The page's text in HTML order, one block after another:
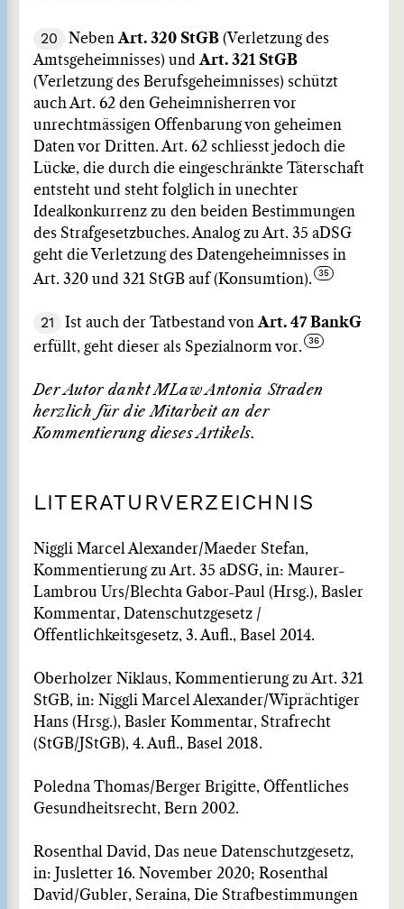
20 Neben Art. 320 StGB (Verletzung des
Amtsgeheimnisses) und Art. 321 StGB
(Verletzung des Berufsgeheimnisses) schützt
auch Art. 62 den Geheimnisherren vor
unrechtmässigen Offenbarung von geheimen
Daten vor Dritten. Art. 62 schliesst jedoch die
Lücke, die durch die eingeschränkte Täterschaft
entsteht und steht folglich in unechter
Idealkonkurrenz zu den beiden Bestimmungen
des Strafgesetzbuches. Analog zu Art. 35 aDSG
geht die Verletzung des Datengeheimnisses in
Art. 320 und 321 StGB auf (Konsumtion).
21 Ist auch der Tatbestand von Art. 47 BankG
erfüllt, geht dieser als Spezialnorm vor.
Der Autor dankt MLaw Antonia Straden
herzlich für die Mitarbeit an der
Kommentierung dieses Artikels.
LITERATURVERZEICHNIS
Niggli Marcel Alexander/Maeder Stefan,
Kommentierung zu Art. 35 aDSG, in: Maurer-
Lambrou Urs/Blechta Gabor-Paul (Hrsg.), Basler
Kommentar, Datenschutzgesetz /
Öffentlichkeitsgesetz, 3. Aufl., Basel 2014.
Oberholzer Niklaus, Kommentierung zu Art. 321
StGB, in: Niggli Marcel Alexander/Wiprächtiger
Hans (Hrsg.), Basler Kommentar, Strafrecht
(StGB/JStGB), 4. Aufl., Basel 2018.
Poledna Thomas/Berger Brigitte, Öffentliches
Gesundheitsrecht, Bern 2002.
Rosenthal David, Das neue Datenschutzgesetz,
in: Jusletter 16. November 2020; Rosenthal
David/Gubler, Seraina, Die Strafbestimmungen